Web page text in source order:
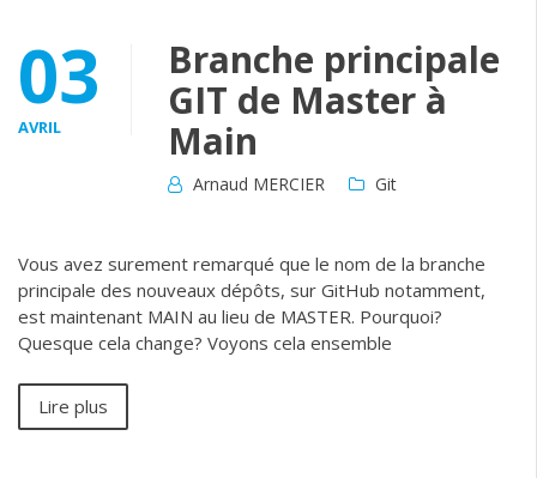
03
AVRIL
Branche principale
GIT de Master à
Main
Arnaud MERCIER Git
Vous avez surement remarqué que le nom de la branche
principale des nouveaux dépôts, sur GitHub notamment,
est maintenant MAIN au lieu de MASTER. Pourquoi?
Quesque cela change? Voyons cela ensemble
Lire plus